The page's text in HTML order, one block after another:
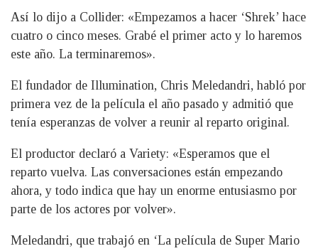
Así lo dijo a Collider: «Empezamos a hacer ‘Shrek’ hace
cuatro o cinco meses. Grabé el primer acto y lo haremos
este año. La terminaremos».
El fundador de Illumination, Chris Meledandri, habló por
primera vez de la película el año pasado y admitió que
tenía esperanzas de volver a reunir al reparto original.
El productor declaró a Variety: «Esperamos que el
reparto vuelva. Las conversaciones están empezando
ahora, y todo indica que hay un enorme entusiasmo por
parte de los actores por volver».
Meledandri, que trabajó en ‘La película de Super Mario